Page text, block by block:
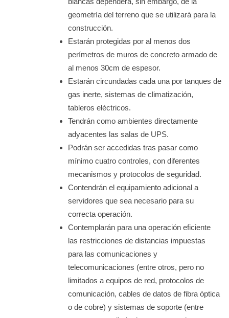
geometría del terreno que se utilizará para la
construcción.
Estarán protegidas por al menos dos
perímetros de muros de concreto armado de
al menos 30cm de espesor.
Estarán circundadas cada una por tanques de
gas inerte, sistemas de climatización,
tableros eléctricos.
Tendrán como ambientes directamente
adyacentes las salas de UPS.
Podrán ser accedidas tras pasar como
mínimo cuatro controles, con diferentes
mecanismos y protocolos de seguridad.
Contendrán el equipamiento adicional a
servidores que sea necesario para su
correcta operación.
Contemplarán para una operación eficiente
las restricciones de distancias impuestas
para las comunicaciones y
telecomunicaciones (entre otros, pero no
limitados a equipos de red, protocolos de
comunicación, cables de datos de fibra óptica
o de cobre) y sistemas de soporte (entre